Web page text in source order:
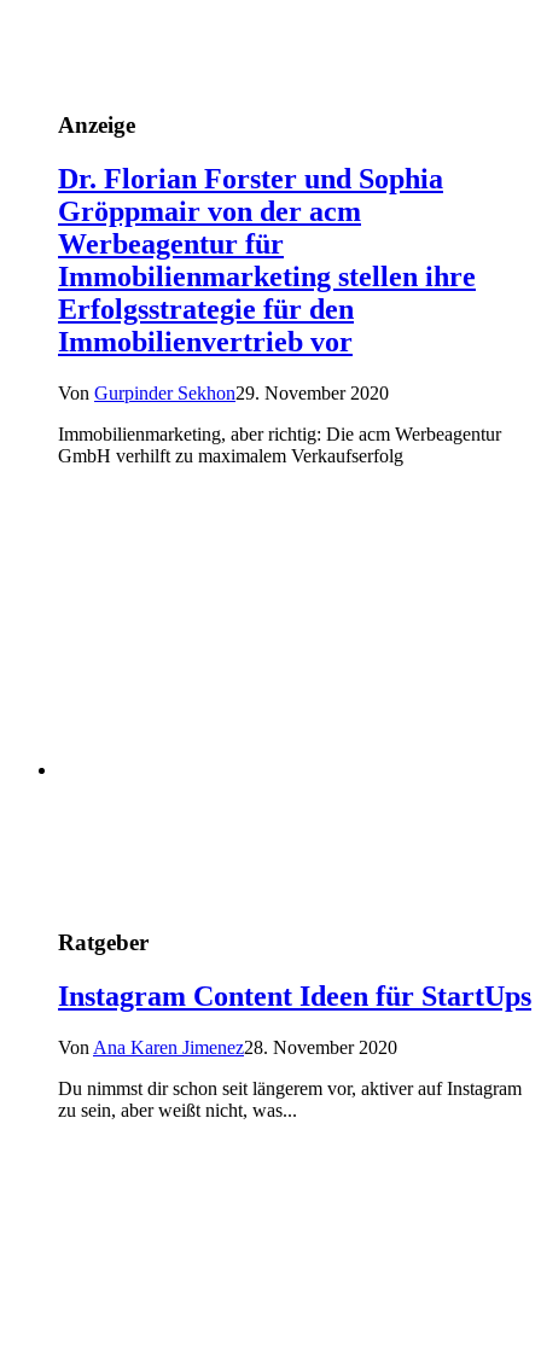
Anzeige
Dr. Florian Forster und Sophia
Gröppmair von der acm
Werbeagentur für
Immobilienmarketing stellen ihre
Erfolgsstrategie für den
Immobilienvertrieb vor
Von Gurpinder Sekhon29. November 2020
Immobilienmarketing, aber richtig: Die acm Werbeagentur
GmbH verhilft zu maximalem Verkaufserfolg
Ratgeber
Instagram Content Ideen für StartUps
Von Ana Karen Jimenez28. November 2020
Du nimmst dir schon seit längerem vor, aktiver auf Instagram
zu sein, aber weißt nicht, was...